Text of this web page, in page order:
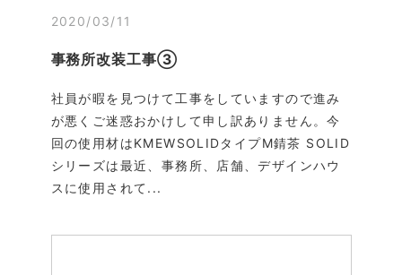
2020/03/11
事務所改装工事③
社員が暇を見つけて工事をしていますので進み
が悪くご迷惑おかけして申し訳ありません。今
回の使用材はKMEWSOLIDタイプM錆茶 SOLID
シリーズは最近、事務所、店舗、デザインハウ
スに使用されて...